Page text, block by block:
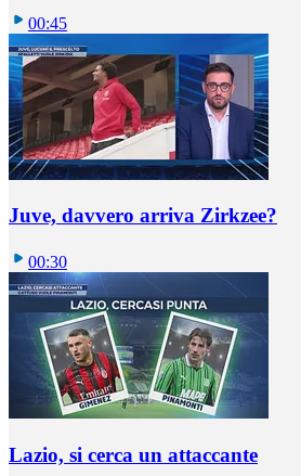
00:45
Juve, davvero arriva Zirkzee?
00:30
Lazio, si cerca un attaccante